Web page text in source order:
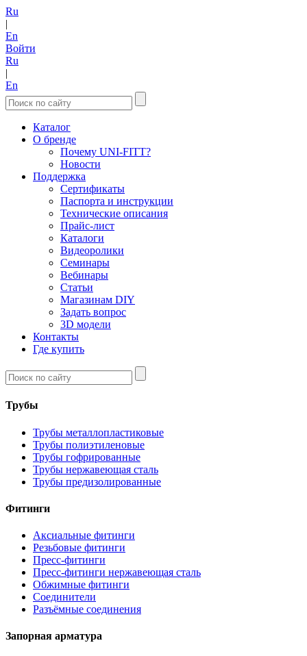
Ru
|
En
Войти
Ru
|
En
Каталог
О бренде
Почему UNI-FITT?
Новости
Поддержка
Сертификаты
Паспорта и инструкции
Технические описания
Прайс-лист
Каталоги
Видеоролики
Семинары
Вебинары
Статьи
Магазинам DIY
Задать вопрос
3D модели
Контакты
Где купить
Трубы
Трубы металлопластиковые
Трубы полиэтиленовые
Трубы гофрированные
Трубы нержавеющая сталь
Трубы предизолированные
Фитинги
Аксиальные фитинги
Резьбовые фитинги
Пресс-фитинги
Пресс-фитинги нержавеющая сталь
Обжимные фитинги
Соединители
Разъёмные соединения
Запорная арматура